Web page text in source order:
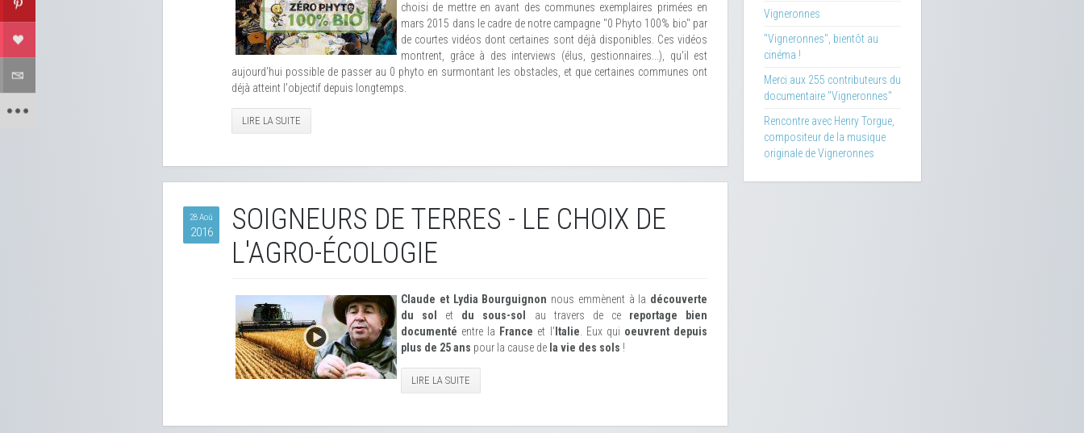
choisi de mettre en avant des communes exemplaires primées en
mars 2015 dans le cadre de notre campagne "0 Phyto 100% bio" par
de courtes vidéos dont certaines sont déjà disponibles. Ces vidéos
montrent, grâce à des interviews (élus, gestionnaires...), qu'il est
aujourd'hui possible de passer au 0 phyto en surmontant les obstacles, et que certaines communes ont
déjà atteint l'objectif depuis longtemps.
LIRE LA SUITE
28 Aoû
2016
SOIGNEURS DE TERRES - LE CHOIX DE
L'AGRO-ÉCOLOGIE
Claude et Lydia Bourguignon nous emmènent à la découverte
du sol
et du sous-sol au travers de ce reportage bien
documenté entre la France et l' Italie . Eux qui oeuvrent depuis
plus de 25 ans pour la cause de la vie des sols !
LIRE LA SUITE
Vigneronnes
"Vigneronnes", bientôt au
cinéma !
Merci aux 255 contributeurs du
documentaire "Vigneronnes"
Rencontre avec Henry Torgue,
compositeur de la musique
originale de Vigneronnes